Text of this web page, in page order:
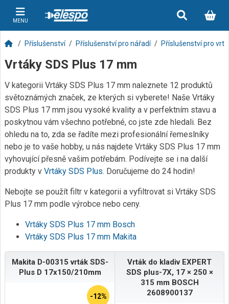
MENU
Příslušenství Příslušenství pro nářadí Příslušenství pro
Vrtáky SDS Plus 17 mm
V kategorii Vrtáky SDS Plus 17 mm naleznete 12 produktů
světoznámých značek, ze kterých si vyberete! Naše Vrtáky
SDS Plus 17 mm jsou vysoké kvality a v perfektním stavu a
poskytnou vám všechno potřebné, co jste zde hledali. Bez
ohledu na to, zda se řadíte mezi profesionální řemeslníky
nebo je to vaše hobby, u nás najdete Vrtáky SDS Plus 17 mm
vyhovující přesně vašim potřebám. Podívejte se i na další
produkty v Vrtáky SDS Plus. Doručujeme do 24 hodin!
Nebojte se použít filtr v kategorii a vyfiltrovat si Vrtáky SDS
Plus 17 mm podle výrobce nebo ceny.
Vrtáky SDS Plus 17 mm Bosch
Vrtáky SDS Plus 17 mm Makita
Makita D-00315 vrták SDS-
Plus D 17x150/210mm
-12%
Vrták do kladiv EXPERT
SDS plus-7X, 17 × 250 ×
315 mm BOSCH
2608900137